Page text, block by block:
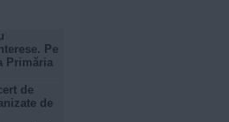
Pe
Primăria
de
de